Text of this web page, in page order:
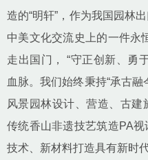
造的“明轩”，作为我国园林
中美文化交流史上的一件永
走出国门， “守正创新、勇
血脉。我们始终秉持“承古
风景园林设计、营造、古建
传统香山非遗技艺筑造PA
技术、新材料打造具有新时